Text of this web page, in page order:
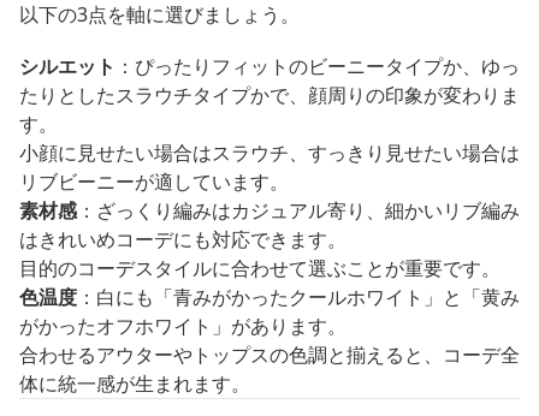
以下の3点を軸に選びましょう。
シルエット ：ぴったりフィットのビーニータイプか、ゆっ
たりとしたスラウチタイプかで、顔周りの印象が変わりま
す。
小顔に見せたい場合はスラウチ、すっきり見せたい場合は
リブビーニーが適しています。
素材感：ざっくり編みはカジュアル寄り、細かいリブ編み
はきれいめコーデにも対応できます。
目的のコーデスタイルに合わせて選ぶことが重要です。
色温度 ：白にも「青みがかったクールホワイト」と「黄み
がかったオフホワイト」があります。
合わせるアウターやトップスの色調と揃えると、コーデ全
体に統一感が生まれます。